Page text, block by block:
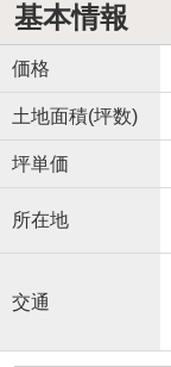
基本情報
価格
土地面積(坪数)
坪単価
所在地
交通